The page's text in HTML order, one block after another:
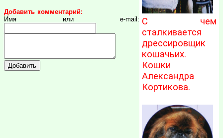
Добавить комментарий:
Имя или e-mail: С чем
сталкивается
дрессировщик
кошачьих.
Кошки
Александра
Кортикова.